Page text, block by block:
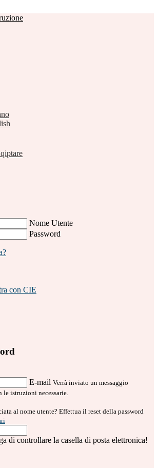
Nome Utente
Password
con CIE
E-mail Verrà inviato un messaggio
istruzioni necessarie.
al nome utente? Effettua il reset della password
di controllare la casella di posta elettronica!